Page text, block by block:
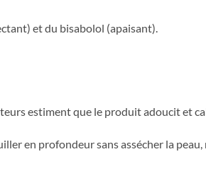
et du bisabolol (apaisant).
estiment que le produit adoucit et
en profondeur sans assécher la peau,